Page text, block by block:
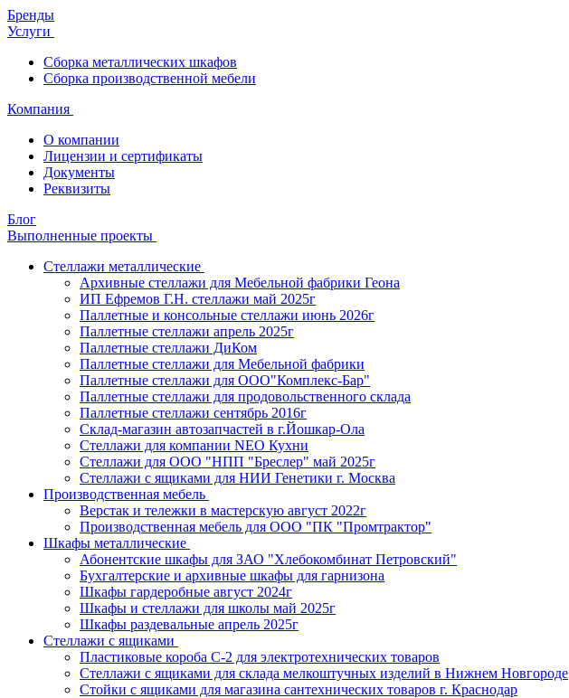
Бренды
Услуги
Сборка металлических шкафов
Сборка производственной мебели
Компания
О компании
Лицензии и сертификаты
Документы
Реквизиты
Блог
Выполненные проекты
Стеллажи металлические
Архивные стеллажи для Мебельной фабрики Геона
ИП Ефремов Г.Н. стеллажи май 2025г
Паллетные и консольные стеллажи июнь 2026г
Паллетные стеллажи апрель 2025г
Паллетные стеллажи ДиКом
Паллетные стеллажи для Мебельной фабрики
Паллетные стеллажи для ООО"Комплекс-Бар"
Паллетные стеллажи для продовольственного склада
Паллетные стеллажи сентябрь 2016г
Склад-магазин автозапчастей в г.Йошкар-Ола
Стеллажи для компании NEO Кухни
Стеллажи для ООО "НПП "Бреслер" май 2025г
Стеллажи с ящиками для НИИ Генетики г. Москва
Производственная мебель
Верстак и тележки в мастерскую август 2022г
Производственная мебель для ООО "ПК "Промтрактор"
Шкафы металлические
Абонентские шкафы для ЗАО "Хлебокомбинат Петровский"
Бухгалтерские и архивные шкафы для гарнизона
Шкафы гардеробные август 2024г
Шкафы и стеллажи для школы май 2025г
Шкафы раздевальные апрель 2025г
Стеллажи с ящиками
Пластиковые короба С-2 для электротехнических товаров
Стеллажи с ящиками для склада мелкоштучных изделий в Нижнем Новгороде
Стойки с ящиками для магазина сантехнических товаров г. Краснодар